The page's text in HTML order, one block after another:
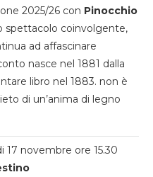
2025/26 con Pinocchio
spettacolo coinvolgente,
ad affascinare
nasce nel 1881 dalla
libro nel 1883. non è
di un’anima di legno
17 novembre ore 15.30